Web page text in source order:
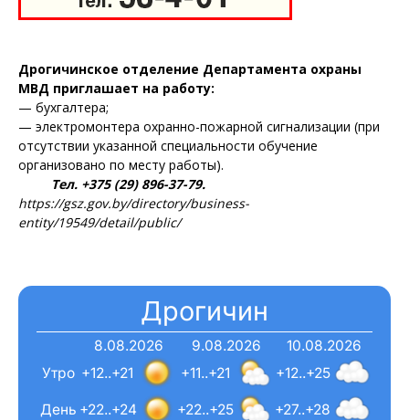
Дрогичинское отделение Департамента охраны
МВД приглашает на работу:
— бухгалтера;
— электромонтера охранно-пожарной сигнализации (при
отсутствии указанной специальности обучение
организовано по месту работы).
Тел. +375 (29) 896-37-79.
https://gsz.gov.by/directory/business-
entity/19549/detail/public/
Дрогичин
8.08.2026
+12..+21
+22..+24
9.08.2026
+11..+21
+22..+25
10.08.2026
+12..+25
+27..+28
День
Утро